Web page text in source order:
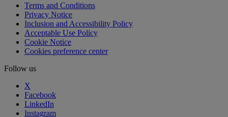
Terms and Conditions
Privacy Notice
Inclusion and Accessibility Policy
Acceptable Use Policy
Cookie Notice
Cookies preference center
Follow us
X
Facebook
LinkedIn
Instagram